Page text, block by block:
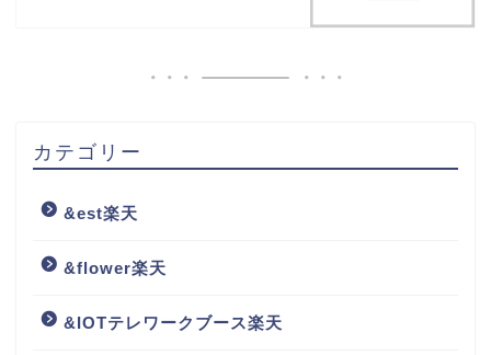
カテゴリー
&est楽天
&flower楽天
&IOTテレワークブース楽天